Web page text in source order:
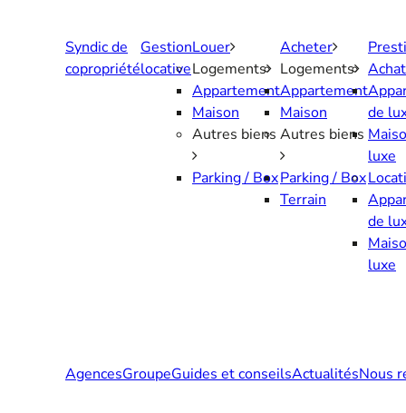
Syndic de
copropriété
Gestion
locative
Louer
Logements
Appartement
Maison
Autres biens
Parking / Box
Acheter
Logements
Appartement
Maison
Autres biens
Parking / Box
Terrain
Achat
de
luxe
de
luxe
AgencesGroupeGuides et conseilsActualitésNous